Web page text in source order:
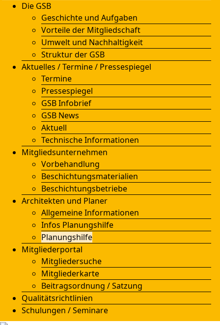
Die GSB
Geschichte und Aufgaben
Vorteile der Mitgliedschaft
Umwelt und Nachhaltigkeit
Struktur der GSB
Aktuelles / Termine / Pressespiegel
Termine
Pressespiegel
GSB Infobrief
GSB News
Aktuell
Technische Informationen
Mitgliedsunternehmen
Vorbehandlung
Beschichtungsmaterialien
Beschichtungsbetriebe
Architekten und Planer
Allgemeine Informationen
Infos Planungshilfe
Planungshilfe
Mitgliederportal
Mitgliedersuche
Mitgliederkarte
Beitragsordnung / Satzung
Qualitätsrichtlinien
Schulungen / Seminare